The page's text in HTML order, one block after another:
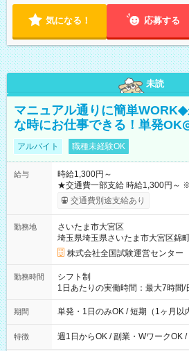
気になる！ 応募する
未読
マニュアル通りに簡単
な時にお仕事できる！単発
アルバイト 職種未経験OK
給与
時給1,300円～
★交通費一部支給 時給1,300円～ ※試験・役割により手当あり
※勤務回数により昇給あり 【即給
り！】 希望される場合、勤務から
例】 ・河合塾模擬試験 8:30～
×8時間＝日収10,400円＋交通費 ※
円の場合あり ・国家試験 7:00～
円（役割手当＋100円）×6時間＝日収
間】試用期間なし
交通費別途支給あり
勤務地
さいたま市大宮区
埼玉県埼玉県さいたま市大宮区錦
株式会社全国試験運営センター
勤務時間
シフト制
1日あたりの実働時間：最大7時
間は 試験により異なります。
期間 単発・1日のみOK / 短期（1ヶ月以
特徴 週1日からOK / 副業・WワークOK